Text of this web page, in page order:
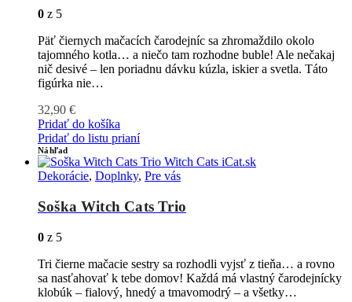
0 z 5
Päť čiernych mačacích čarodejníc sa zhromaždilo okolo
tajomného kotla… a niečo tam rozhodne buble! Ale nečakaj
nič desivé – len poriadnu dávku kúzla, iskier a svetla. Táto
figúrka nie…
32,90 €
Pridať do košíka
Pridať do listu prianí
Náhľad
Dekorácie, Doplnky, Pre vás
Soška Witch Cats Trio
0 z 5
Tri čierne mačacie sestry sa rozhodli vyjsť z tieňa… a rovno
sa nasťahovať k tebe domov! Každá má vlastný čarodejnícky
klobúk – fialový, hnedý a tmavomodrý – a všetky…